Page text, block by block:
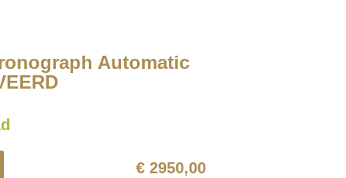
Automatic
€ 2950,00